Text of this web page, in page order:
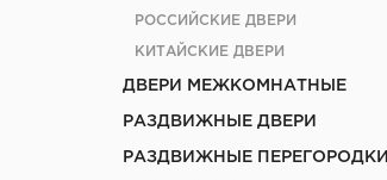
РОССИЙСКИЕ ДВЕРИ
КИТАЙСКИЕ ДВЕРИ
ДВЕРИ МЕЖКОМНАТНЫЕ
РАЗДВИЖНЫЕ ДВЕРИ
РАЗДВИЖНЫЕ ПЕРЕГОРОДКИ